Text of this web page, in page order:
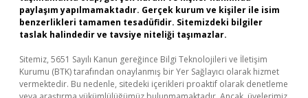
paylaşım yapılmamaktadır. Gerçek kurum ve kişiler ile isim
benzerlikleri tamamen tesadüfidir. Sitemizdeki bilgiler
taslak halindedir ve tavsiye niteliği taşımazlar.
Sitemiz, 5651 Sayılı Kanun gereğince Bilgi Teknolojileri ve İletişim
Kurumu (BTK) tarafından onaylanmış bir Yer Sağlayıcı olarak hizmet
vermektedir. Bu nedenle, sitedeki içerikleri proaktif olarak denetleme